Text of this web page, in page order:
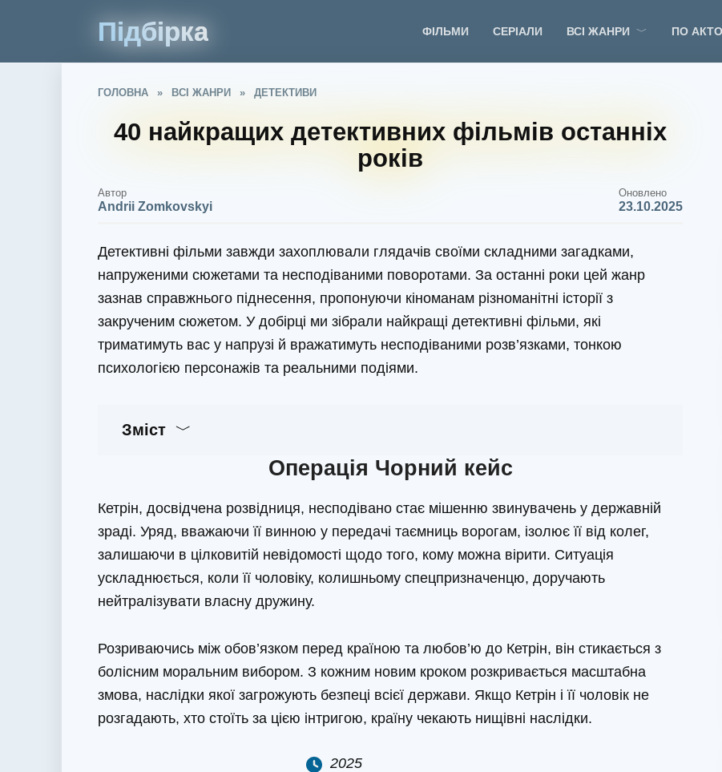
Підбірка ФІЛЬМИ СЕРІАЛИ ВСІ ЖАНРИ ПО
ГОЛОВНА » ВСІ ЖАНРИ » ДЕТЕКТИВИ
40 найкращих детективних фільмів останніх
років
Автор
Andrii Zomkovskyi
Оновлено
23.10.2025
Детективні фільми завжди захоплювали глядачів своїми складними загадками,
напруженими сюжетами та несподіваними поворотами. За останні роки цей жанр
зазнав справжнього піднесення, пропонуючи кіноманам різноманітні історії з
закрученим сюжетом. У добірці ми зібрали найкращі детективні фільми, які
триматимуть вас у напрузі й вражатимуть несподіваними розв’язками, тонкою
психологією персонажів та реальними подіями.
Зміст
Операція Чорний кейс
Кетрін, досвідчена розвідниця, несподівано стає мішенню звинувачень у державній
зраді. Уряд, вважаючи її винною у передачі таємниць ворогам, ізолює її від колег,
залишаючи в цілковитій невідомості щодо того, кому можна вірити. Ситуація
ускладнюється, коли її чоловіку, колишньому спецпризначенцю, доручають
нейтралізувати власну дружину.
Розриваючись між обов’язком перед країною та любов’ю до Кетрін, він стикається з
болісним моральним вибором. З кожним новим кроком розкривається масштабна
змова, наслідки якої загрожують безпеці всієї держави. Якщо Кетрін і її чоловік не
розгадають, хто стоїть за цією інтригою, країну чекають нищівні наслідки.
2025